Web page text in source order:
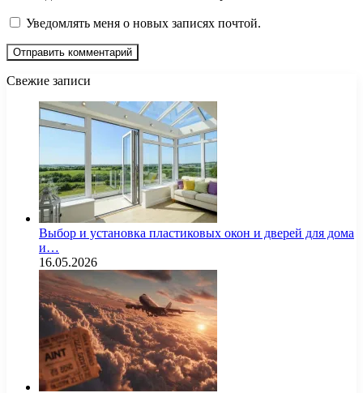
Уведомлять меня о новых записях почтой.
Свежие записи
Выбор и установка пластиковых окон и дверей для дома
и…
16.05.2026